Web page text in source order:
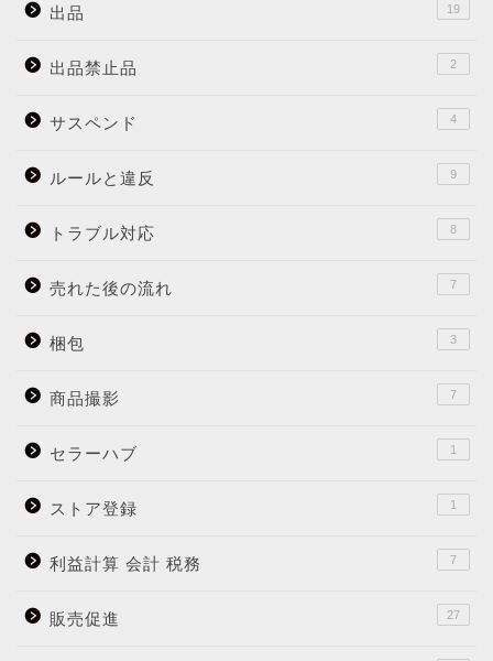
出品 19
出品禁止品 2
サスペンド 4
ルールと違反 9
トラブル対応 8
売れた後の流れ 7
梱包 3
商品撮影 7
セラーハブ 1
ストア登録 1
利益計算 会計 税務 7
販売促進 27